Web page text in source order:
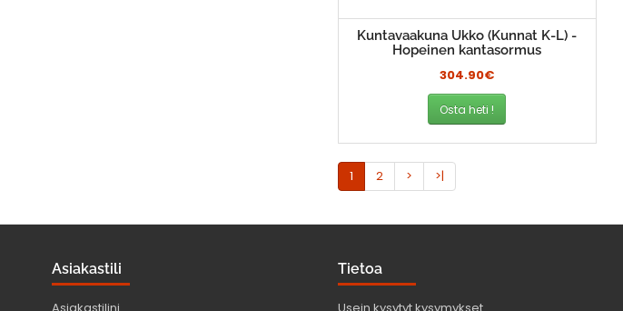
Kuntavaakuna Ukko (Kunnat K-L) -
Hopeinen kantasormus
304.90€
Osta heti !
1 2 > >|
Asiakastili Tietoa